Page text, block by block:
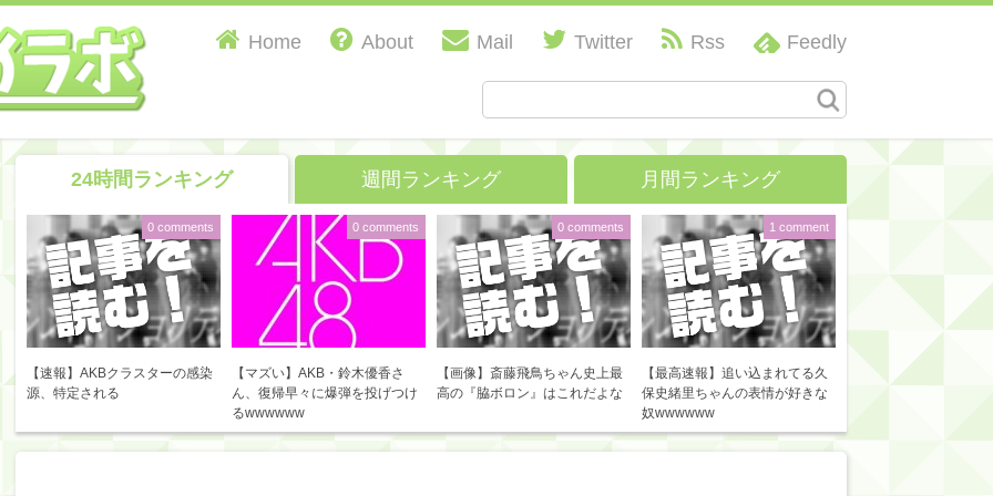
Home About Mail Twitter Rss Feedly
24時間ランキング 週間ランキング 月間ランキング
【速報】AKBクラスターの感染
源、特定される
0 comments
【マズい】AKB・鈴木優香さ
ん、復帰早々に爆弾を投げつけ
るwwwwww
0 comments
【画像】斎藤飛鳥ちゃん史上最
高の『脇ボロン』はこれだよな
0 comments
【最高速報】追い込まれてる久
保史緒里ちゃんの表情が好きな
奴wwwwww
1 comment